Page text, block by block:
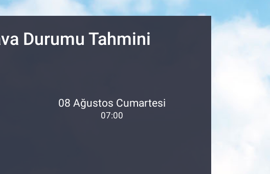
%0.32
Durumu Tahmini
08 Ağustos Cumartesi
07:00